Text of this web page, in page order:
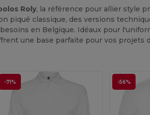
Roly, la référence pour allier style
piqué classique, des versions
en Belgique. Idéaux pour
une base parfaite pour vos projets
-71% -56%